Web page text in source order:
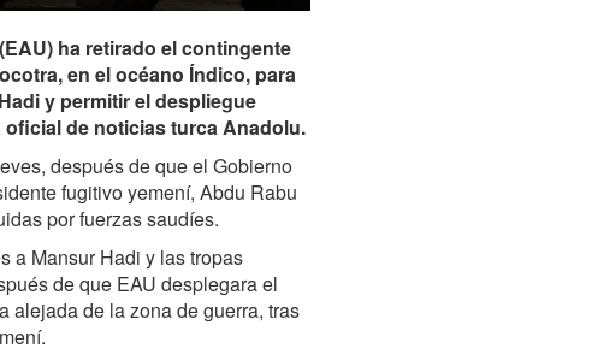
ha retirado el contingente
en el océano Índico, para
y permitir el despliegue
de noticias turca Anadolu.
después de que el Gobierno
fugitivo yemení, Abdu Rabu
por fuerzas saudíes.
a Mansur Hadi y las tropas
de que EAU desplegara el
alejada de la zona de guerra, tras